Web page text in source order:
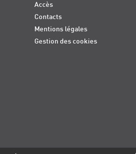
Accès
Contacts
Mentions légales
Gestion des cookies